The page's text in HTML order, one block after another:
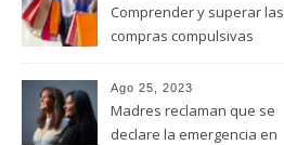
Comprender y superar las
compras compulsivas
Ago 25, 2023
Madres reclaman que se
declare la emergencia en